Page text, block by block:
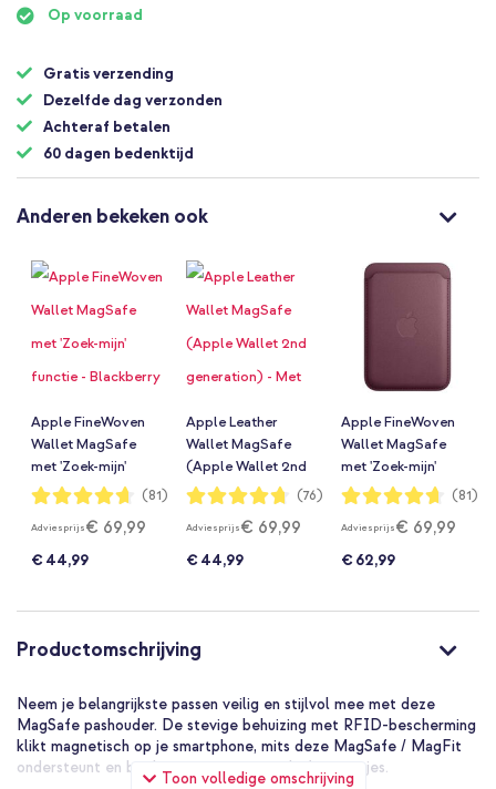
Op voorraad
Gratis verzending
Dezelfde dag verzonden
Achteraf betalen
60 dagen bedenktijd
Anderen bekeken ook
Apple FineWoven
Wallet MagSafe
met 'Zoek-mijn'
functie - Blackberry
Waardering:
93%
(81)
Adviesprijs€ 69,99
€ 44,99
Apple Leather
Wallet MagSafe
(Apple Wallet 2nd
generation) - Met
functie - Wisteria
Waardering:
94%
(76)
Adviesprijs€ 69,99
€ 44,99
Apple FineWoven
Wallet MagSafe
met 'Zoek-mijn'
functie - Mulberry
Waardering:
93%
(81)
Adviesprijs€ 69,99
€ 62,99
Productomschrijving
Toon volledige omschrijving
Neem je belangrijkste passen veilig en stijlvol mee met deze
MagSafe pashouder. De stevige behuizing met RFID-bescherming
klikt magnetisch op je smartphone, mits deze MagSafe / MagFit
ondersteunt en biedt ruimte voor maar liefst 6 pasjes.